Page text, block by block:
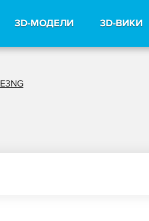
3D-МОДЕЛИ 3D-ВИКИ
E3NG